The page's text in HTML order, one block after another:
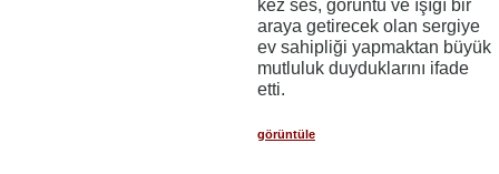
kez ses, görüntü ve ışığı bir
araya getirecek olan sergiye
ev sahipliği yapmaktan büyük
mutluluk duyduklarını ifade
etti.
görüntüle